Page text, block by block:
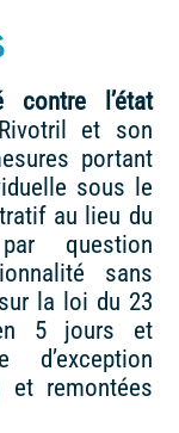
contre l’état
et son
portant
sous le
au lieu du
question
sans
la loi du 23
5 jours et
d’exception
et remontées